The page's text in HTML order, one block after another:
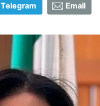
Telegram Email